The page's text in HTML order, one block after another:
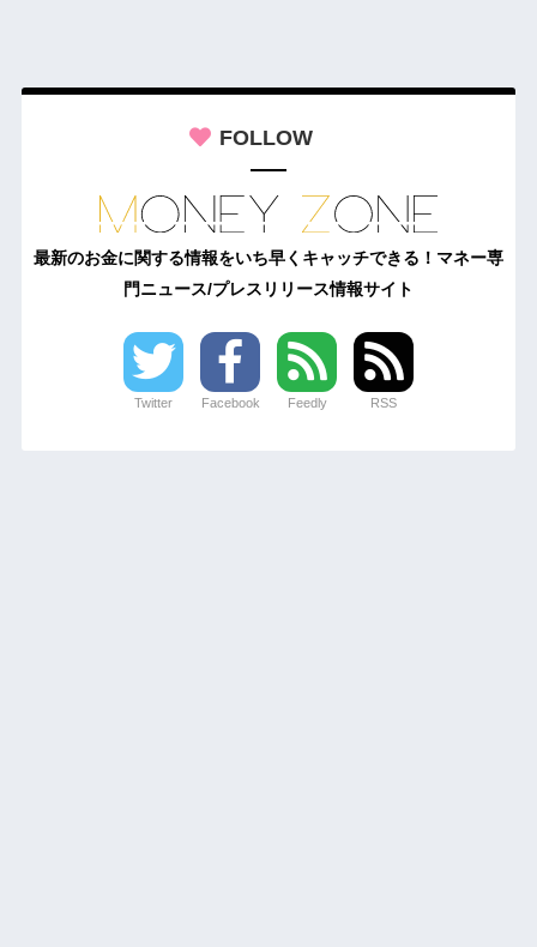
FOLLOW
最新のお金に関する情報をいち早くキャッチできる！マネー専
門ニュース/プレスリリース情報サイト
Twitter Facebook Feedly RSS